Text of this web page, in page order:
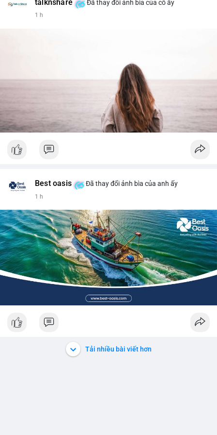
talknshare Đã thay đổi ảnh bìa của cô ấy
1 h
Best oasis Đã thay đổi ảnh bìa của anh ấy
1 h
Tải nhiều bài viết hơn